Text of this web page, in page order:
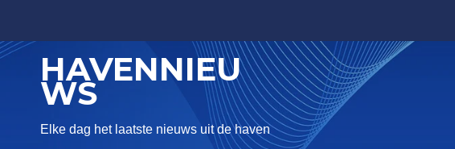
content
HAVENNIEU
WS
Elke dag het laatste nieuws uit de haven